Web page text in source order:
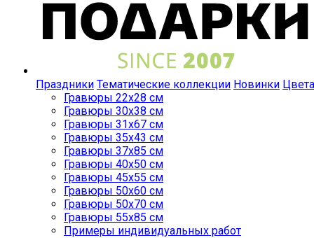
Праздники Тематические коллекции Новинки Цвета
Гравюры 22x28 см
Гравюры 30x38 см
Гравюры 31x67 см
Гравюры 35x43 см
Гравюры 37x85 см
Гравюры 40x50 см
Гравюры 45x55 см
Гравюры 50x60 см
Гравюры 50x70 см
Гравюры 55x85 см
Примеры индивидуальных работ